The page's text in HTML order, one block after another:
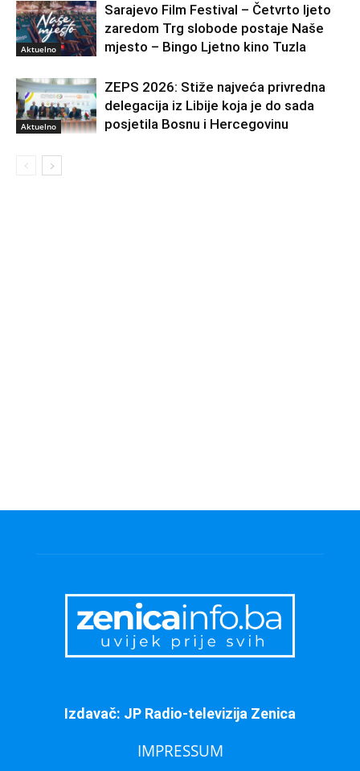
Aktuelno
Sarajevo Film Festival – Četvrto ljeto
zaredom Trg slobode postaje Naše
mjesto – Bingo Ljetno kino Tuzla
Aktuelno
ZEPS 2026: Stiže najveća privredna
delegacija iz Libije koja je do sada
posjetila Bosnu i Hercegovinu
Izdavač: JP Radio-televizija Zenica
IMPRESSUM